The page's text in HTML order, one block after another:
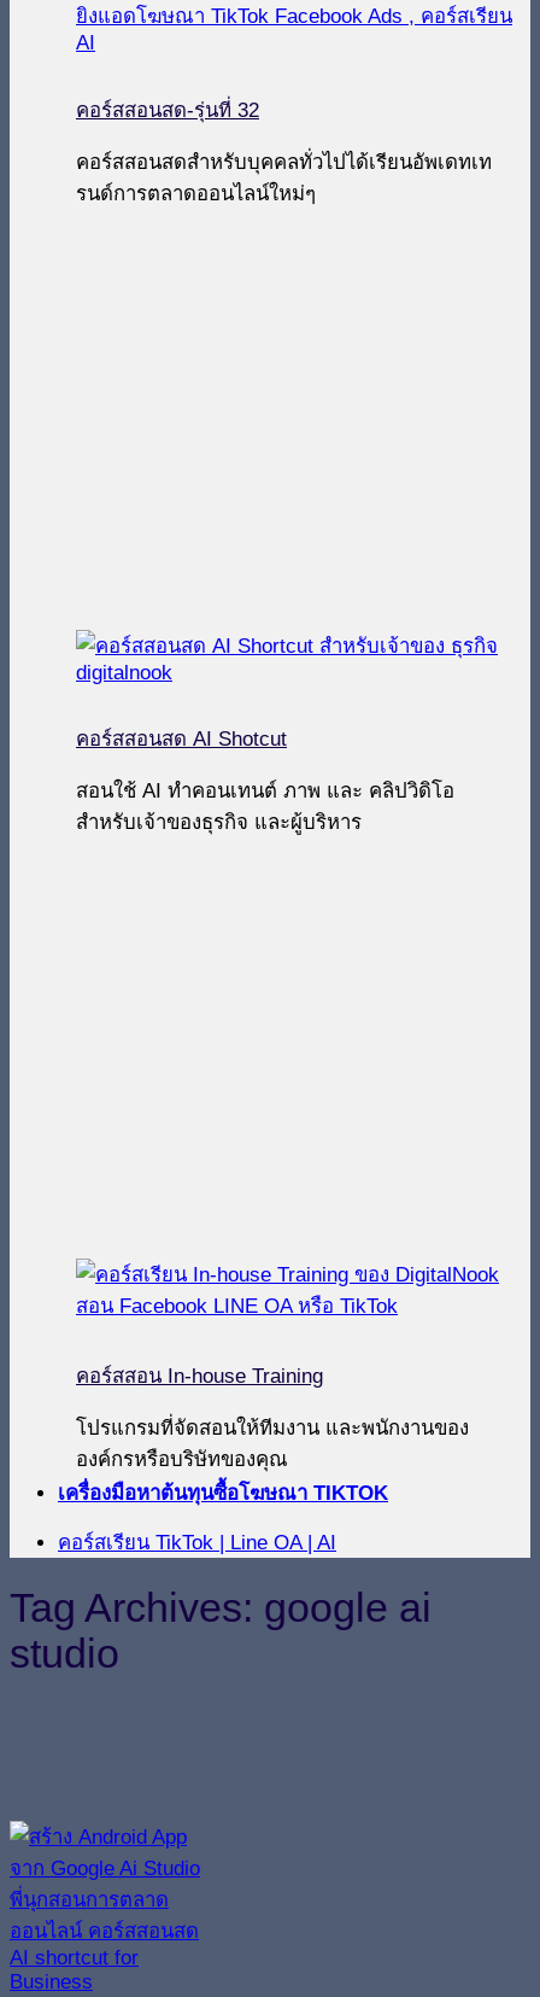
คอร์สสอนสด-รุ่นที่ 32
คอร์สสอนสดสำหรับบุคคลทั่วไปได้เรียนอัพเดทเท
รนด์การตลาดออนไลน์ใหม่ๆ
คอร์สสอนสด AI Shotcut
สอนใช้ AI ทำคอนเทนต์ ภาพ และ คลิปวิดิโอ
สำหรับเจ้าของธุรกิจ และผู้บริหาร
คอร์สสอน In-house Training
โปรแกรมที่จัดสอนให้ทีมงาน และพนักงานของ
องค์กรหรือบริษัทของคุณ
เครื่องมือหาต้นทุนซื้อโฆษณา TIKTOK
คอร์สเรียน TikTok | Line OA | AI
Tag Archives: google ai
studio